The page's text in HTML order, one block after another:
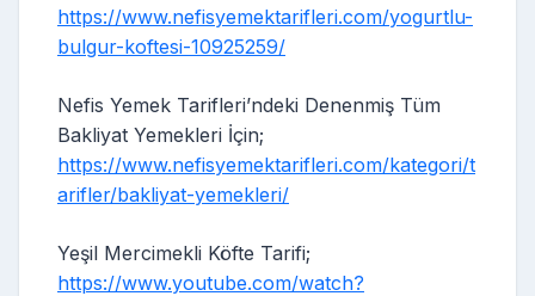
https://www.nefisyemektarifleri.com/yogurtlu-
bulgur-koftesi-10925259/
Nefis Yemek Tarifleri’ndeki Denenmiş Tüm
Bakliyat Yemekleri İçin;
https://www.nefisyemektarifleri.com/kategori/t
arifler/bakliyat-yemekleri/
Yeşil Mercimekli Köfte Tarifi;
https://www.youtube.com/watch?